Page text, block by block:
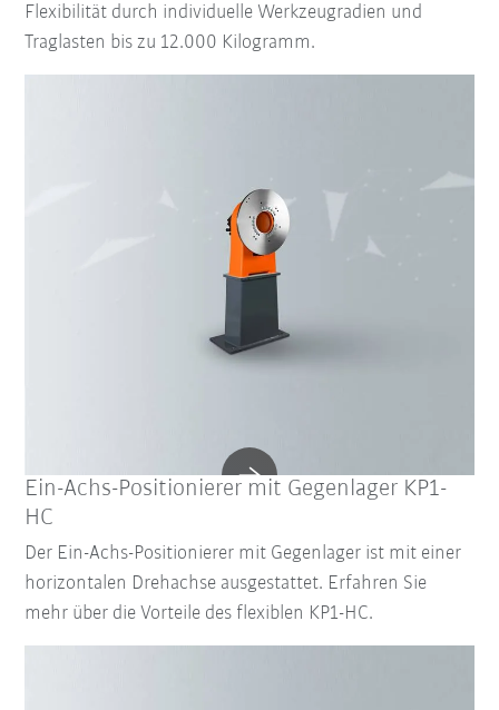
Flexibilität durch individuelle Werkzeugradien und
Traglasten bis zu 12.000 Kilogramm.
Ein-Achs-Positionierer mit Gegenlager KP1-
HC
Der Ein-Achs-Positionierer mit Gegenlager ist mit einer
horizontalen Drehachse ausgestattet. Erfahren Sie
mehr über die Vorteile des flexiblen KP1-HC.